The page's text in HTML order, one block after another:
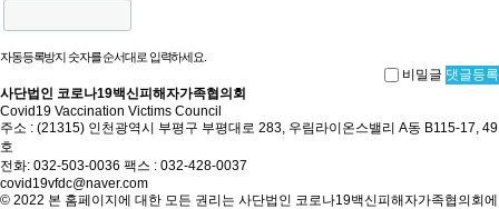
자동등록방지 숫자를 순서대로 입력하세요.
비밀글 댓글등록
사단법인 코로나19백신피해자가족협의회
Covid19 Vaccination Victims Council
주소 : (21315) 인천광역시 부평구 부평대로 283, 우림라이온스밸리 A동 B115-17, 49
호
전화: 032-503-0036 팩스 : 032-428-0037
covid19vfdc@naver.com
© 2022 본 홈페이지에 대한 모든 권리는 사단법인 코로나19백신피해자가족협의회에